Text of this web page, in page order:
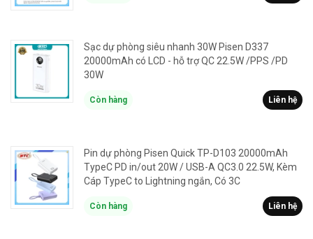
Sạc dự phòng siêu nhanh 30W Pisen D337
20000mAh có LCD - hỗ trợ QC 22.5W /PPS /PD
30W
Còn hàng Liên hệ
Pin dự phòng Pisen Quick TP-D103 20000mAh
TypeC PD in/out 20W / USB-A QC3.0 22.5W, Kèm
Cáp TypeC to Lightning ngắn, Có 3C
Còn hàng Liên hệ